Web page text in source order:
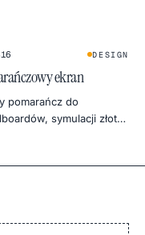
DESIGN
ekran
pomarańcz do
symulacji złotej